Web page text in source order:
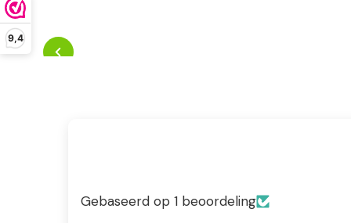
9,4
Gebaseerd op 1 beoordeling